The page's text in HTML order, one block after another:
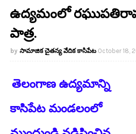
ఉద్యమంలో
పాత్ర.
సామాజిక చైతన్య వేదిక కాసిపేట October 18,
తెలంగాణ ఉద్యమాన్ని
కాసిపేట మండలంలో